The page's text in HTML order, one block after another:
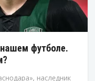
футболе.
наследник